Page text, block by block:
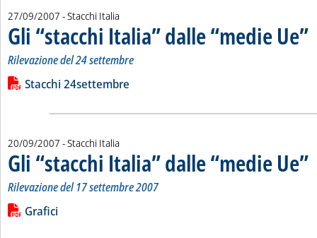
27/09/2007 - Stacchi Italia
Gli “stacchi Italia” dalle “medie Ue”..
Rilevazione del 24 settembre
Leggi tutta la notizia: 'Gli “stacchi Italia” dalle “medie Ue”'
Lista allegati PDF alla notizia
Stacchi 24settembre
20/09/2007 - Stacchi Italia
Gli “stacchi Italia” dalle “medie Ue”..
Rilevazione del 17 settembre 2007
Leggi tutta la notizia: 'Gli “stacchi Italia” dalle “medie Ue”'
Lista allegati PDF alla notizia
Grafici